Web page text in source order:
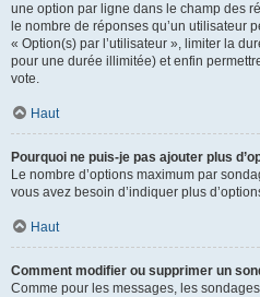
une option par ligne dans le champ des
le nombre de réponses qu’un utilisateur
« Option(s) par l’utilisateur », limiter la
pour une durée illimitée) et enfin
vote.
Haut
Pourquoi ne puis-je pas ajouter plus
Le nombre d’options maximum par
vous avez besoin d’indiquer plus
Haut
Comment modifier ou supprimer un
Comme pour les messages, les